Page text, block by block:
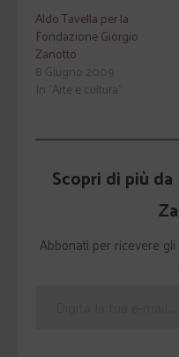
Aldo Tavella per la
Fondazione Giorgio
Zanotto
8 Giugno 2009
In "Arte e cultura"
Scopri di più
Abbonati per ricevere